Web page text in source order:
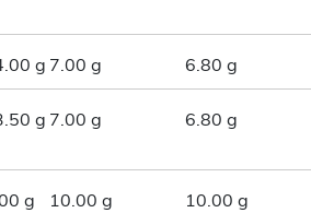
g 7.00 g 6.80 g
g 7.00 g 6.80 g
g 10.00 g 10.00 g